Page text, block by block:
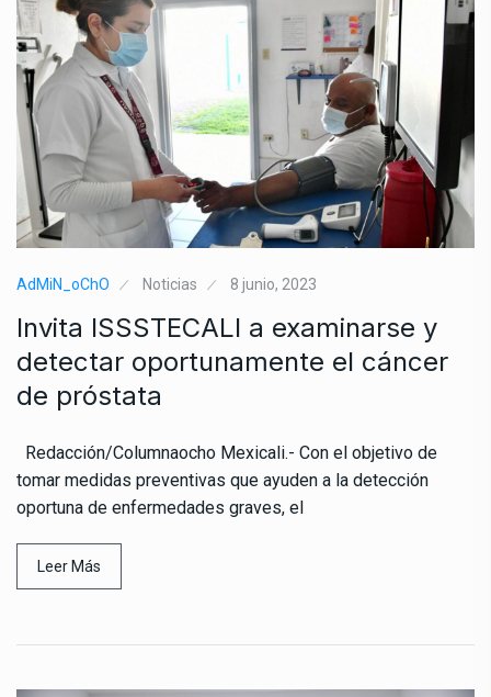
AdMiN_oChO Noticias 8 junio, 2023
Invita ISSSTECALI a examinarse y
detectar oportunamente el cáncer
de próstata
Redacción/Columnaocho Mexicali.- Con el objetivo de
tomar medidas preventivas que ayuden a la detección
oportuna de enfermedades graves, el
Leer Más